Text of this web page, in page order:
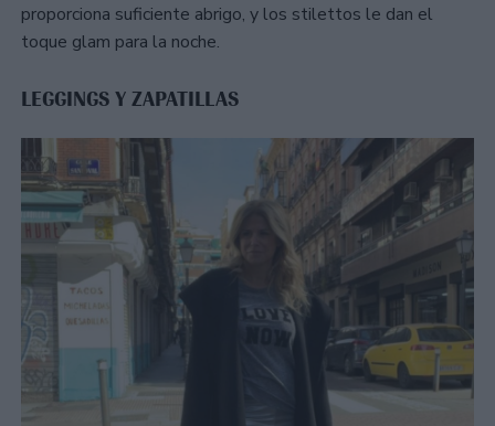
proporciona suficiente abrigo, y los stilettos le dan el
toque glam para la noche.
LEGGINGS Y ZAPATILLAS